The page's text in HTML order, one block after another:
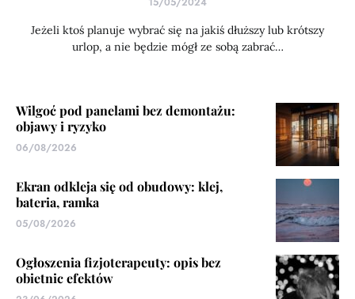
Jeżeli ktoś planuje wybrać się na jakiś dłuższy lub krótszy
urlop, a nie będzie mógł ze sobą zabrać…
Wilgoć pod panelami bez demontażu:
objawy i ryzyko
06/08/2026
Ekran odkleja się od obudowy: klej,
bateria, ramka
05/08/2026
Ogłoszenia fizjoterapeuty: opis bez
obietnic efektów